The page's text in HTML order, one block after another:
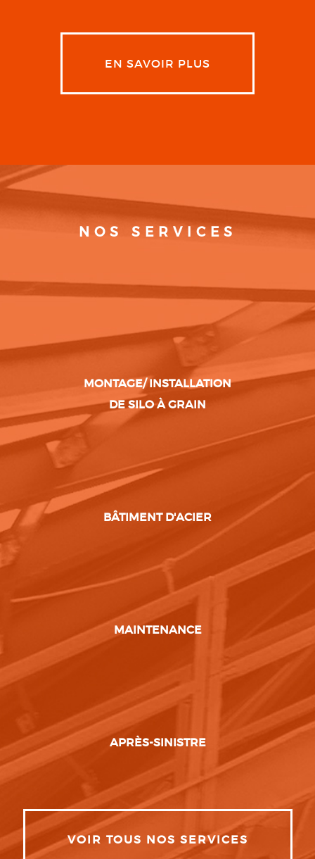
EN SAVOIR PLUS
NOS SERVICES
MONTAGE/ INSTALLATION
DE SILO À GRAIN
BÂTIMENT D'ACIER
MAINTENANCE
APRÈS-SINISTRE
VOIR TOUS NOS SERVICES